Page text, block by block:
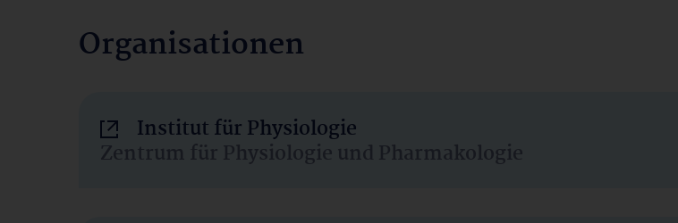
Organisationen
Institut für Physiologie
Zentrum für Physiologie und Pharmakologie